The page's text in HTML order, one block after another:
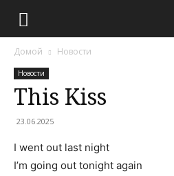
Домой Новости
Новости
This Kiss
23.06.2025
I went out last night
I’m going out tonight again